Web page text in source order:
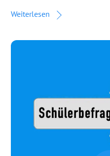
Weiterlesen